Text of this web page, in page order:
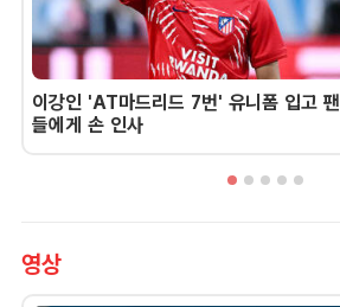
이강인 'AT마드리드 7번' 유니폼 입고 팬
들에게 손 인사
영상